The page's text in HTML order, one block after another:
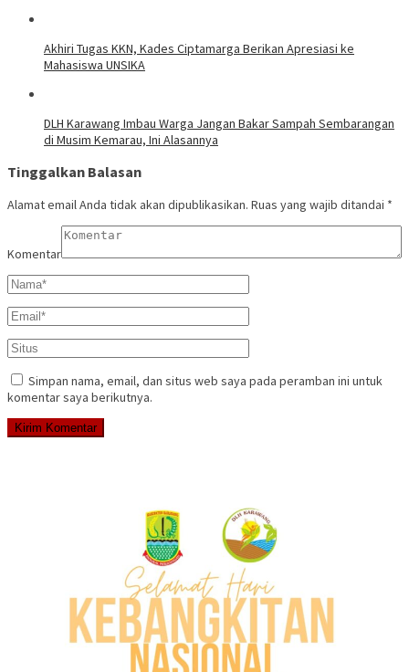
Akhiri Tugas KKN, Kades Ciptamarga Berikan Apresiasi ke
Mahasiswa UNSIKA
DLH Karawang Imbau Warga Jangan Bakar Sampah Sembarangan
di Musim Kemarau, Ini Alasannya
Tinggalkan Balasan
Alamat email Anda tidak akan dipublikasikan. Ruas yang wajib ditandai *
Komentar
Simpan nama, email, dan situs web saya pada peramban ini untuk
komentar saya berikutnya.